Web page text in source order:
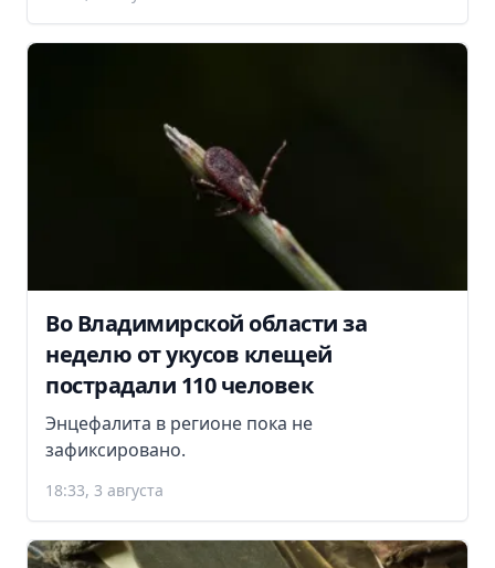
Во Владимирской области за
неделю от укусов клещей
пострадали 110 человек
Энцефалита в регионе пока не
зафиксировано.
18:33, 3 августа